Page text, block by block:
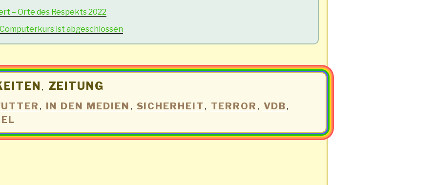
– Orte des Respekts 2022
ist abgeschlossen
, ZEITUNG
, IN DEN MEDIEN , SICHERHEIT , TERROR , VDB ,